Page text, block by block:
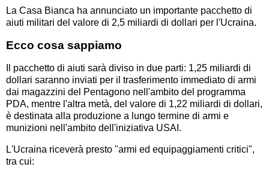
La Casa Bianca ha annunciato un importante pacchetto di
aiuti militari del valore di 2,5 miliardi di dollari per l'Ucraina.
Ecco cosa sappiamo
Il pacchetto di aiuti sarà diviso in due parti: 1,25 miliardi di
dollari saranno inviati per il trasferimento immediato di armi
dai magazzini del Pentagono nell'ambito del programma
PDA, mentre l'altra metà, del valore di 1,22 miliardi di dollari,
è destinata alla produzione a lungo termine di armi e
munizioni nell'ambito dell'iniziativa USAI.
L'Ucraina riceverà presto "armi ed equipaggiamenti critici",
tra cui: